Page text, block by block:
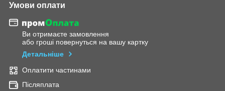
Умови оплати
Ви отримаєте замовлення
або гроші повернуться на вашу картку
Детальніше
Оплатити частинами
Післяплата